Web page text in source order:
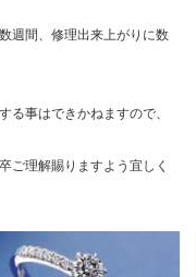
週間、修理出来上がりに数
る事はできかねますので、
ご理解賜りますよう宜しく